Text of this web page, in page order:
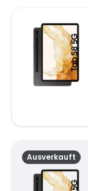
Ausverkauft